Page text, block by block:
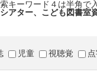
キーワード４は半角で
アター、こども図書室
児童 視聴覚